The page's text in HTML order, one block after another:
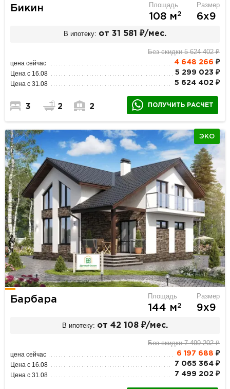
Бикин Площадь
108 м2
Размер
6х9
В ипотеку: от 31 581 ₽/мес.
Без скидки 5 624 402 ₽
цена сейчас 4 648 266 ₽
Цена с 16.08 5 299 023 ₽
Цена с 31.08 5 624 402 ₽
3 2 2 ПОЛУЧИТЬ РАСЧЕТ
ЭКО
Барбара Площадь
144 м2
Размер
9х9
В ипотеку: от 42 108 ₽/мес.
Без скидки 7 499 202 ₽
цена сейчас 6 197 688 ₽
Цена с 16.08 7 065 364 ₽
Цена с 31.08 7 499 202 ₽